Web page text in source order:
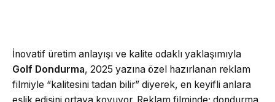
İnovatif üretim anlayışı ve kalite odaklı yaklaşımıyla
Golf Dondurma, 2025 yazına özel hazırlanan reklam
filmiyle “kalitesini tadan bilir” diyerek, en keyifli anlara
eşlik edişini ortaya koyuyor. Reklam filminde; dondurma